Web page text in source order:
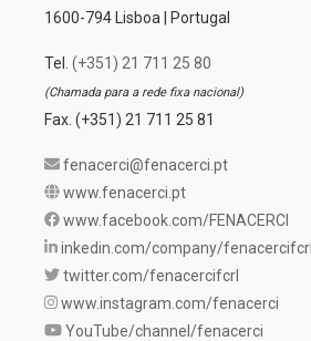
1600-794 Lisboa | Portugal
Tel. (+351) 21 711 25 80
(Chamada para a rede fixa nacional)
Fax. (+351) 21 711 25 81
fenacerci@fenacerci.pt
www.fenacerci.pt
www.facebook.com/FENACERCI
inkedin.com/company/fenacercifcrl
twitter.com/fenacercifcrl
www.instagram.com/fenacerci
YouTube/channel/fenacerci